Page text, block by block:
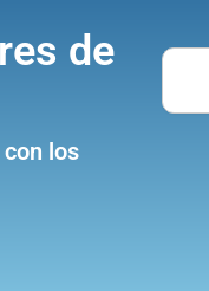
de
los
Search